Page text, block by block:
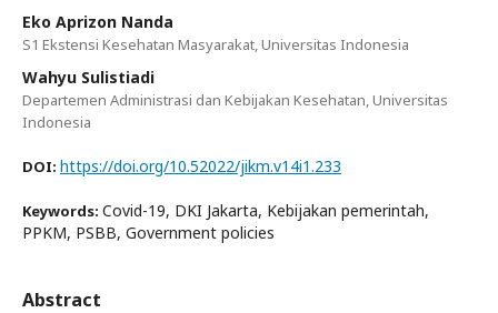
Eko Aprizon Nanda
S1 Ekstensi Kesehatan Masyarakat, Universitas Indonesia
Wahyu Sulistiadi
Departemen Administrasi dan Kebijakan Kesehatan, Universitas
Indonesia
DOI: https://doi.org/10.52022/jikm.v14i1.233
Keywords: Covid-19, DKI Jakarta, Kebijakan pemerintah,
PPKM, PSBB, Government policies
Abstract